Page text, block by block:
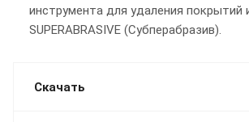
инструмента для удаления покрытий
SUPERABRASIVE (Субперабразив).
Скачать